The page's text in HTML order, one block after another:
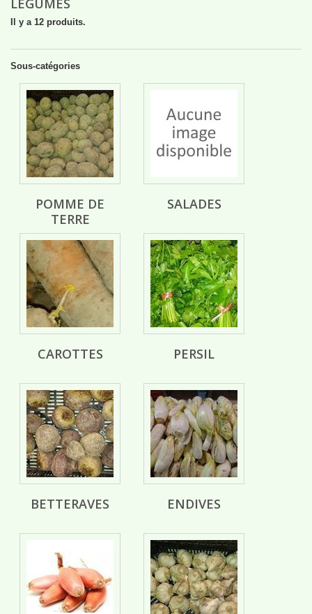
LÉGUMES
Il y a 12 produits.
Sous-catégories
POMME DE
TERRE
SALADES
CAROTTES PERSIL
BETTERAVES ENDIVES